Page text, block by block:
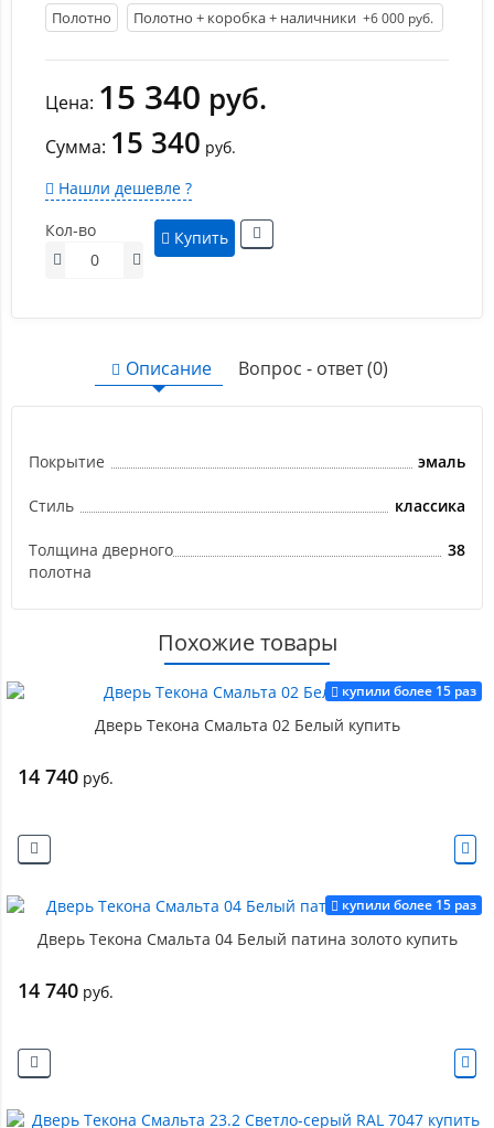
Полотно
Полотно + коробка + наличники +6 000 руб.
Цена: 15 340 руб.
Сумма: 15 340 руб.
Нашли дешевле ?
Кол-во
Купить
Описание Вопрос - ответ (0)
Покрытие эмаль
Стиль классика
Толщина дверного
полотна
38
Похожие товары
купили более 15 раз
Дверь Текона Смальта 02 Белый купить
14 740 руб.
купили более 15 раз
Дверь Текона Смальта 04 Белый патина золото купить
14 740 руб.